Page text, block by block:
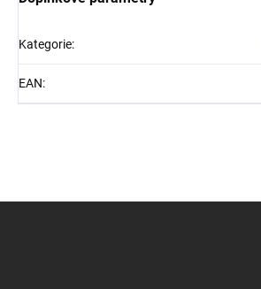
Kategorie:
EAN: